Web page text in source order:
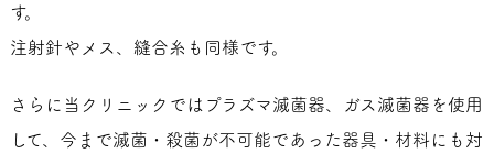
す。
注射針やメス、縫合糸も同様です。
さらに当クリニックではプラズマ滅菌器、ガス滅菌器を使用
して、今まで滅菌・殺菌が不可能であった器具・材料にも対